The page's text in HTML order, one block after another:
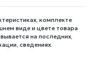
комплекте
виде и цвете товара
на последних,
сведениях.